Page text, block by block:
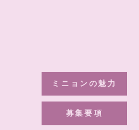
ミニョンの魅力
募集要項